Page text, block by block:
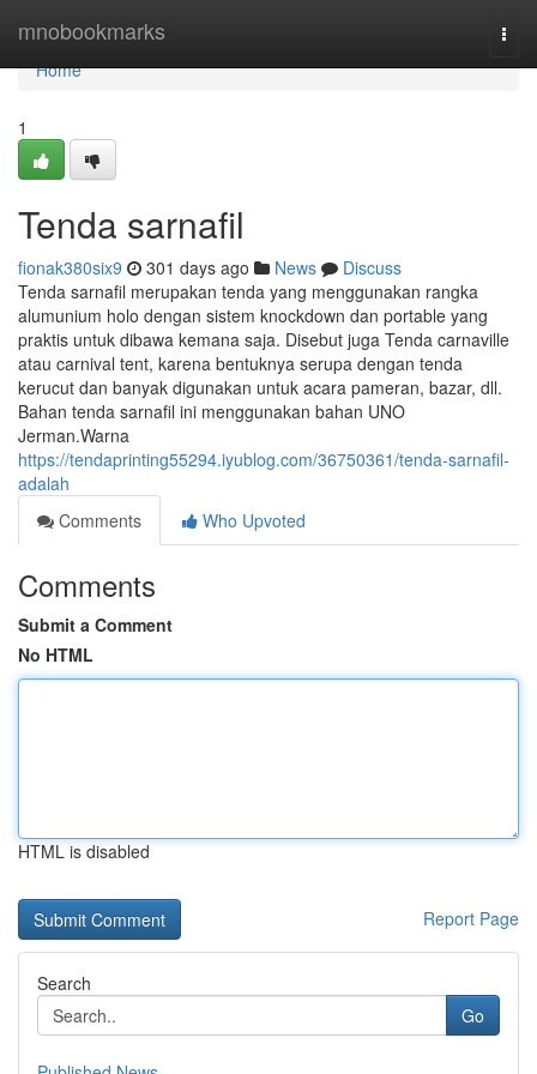
mnobookmarks
Home
Home
1
Tenda sarnafil
fionak380six9 301 days ago News
Discuss
Tenda sarnafil merupakan tenda yang menggunakan rangka
alumunium holo dengan sistem knockdown dan portable yang
praktis untuk dibawa kemana saja. Disebut juga Tenda carnaville
atau carnival tent, karena bentuknya serupa dengan tenda
kerucut dan banyak digunakan untuk acara pameran, bazar, dll.
Bahan tenda sarnafil ini menggunakan bahan UNO
Jerman.Warna
https://tendaprinting55294.iyublog.com/36750361/tenda-sarnafil-
adalah
Comments
Who Upvoted
Comments
Submit a Comment
No HTML
HTML is disabled
Report Page
Search
Go